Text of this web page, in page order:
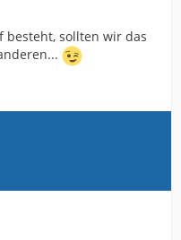
besteht, sollten wir das